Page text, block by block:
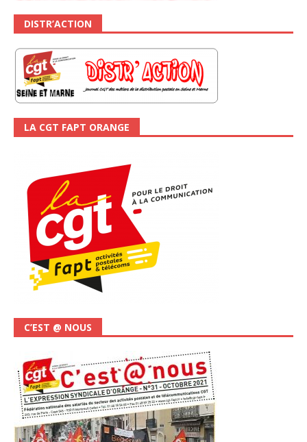
DISTR’ACTION
LA CGT FAPT ORANGE
C’EST @ NOUS